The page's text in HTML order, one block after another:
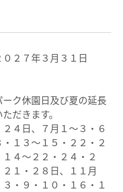
犬山線
小牧線
瀬戸線
２７年３月３１日
ク休園日及び夏の延長
だきます。
４日、７月１～３・６
１３～１５・２２・２
４～２２・２４・２
１・２８日、１１月
・９・１０・１６・１